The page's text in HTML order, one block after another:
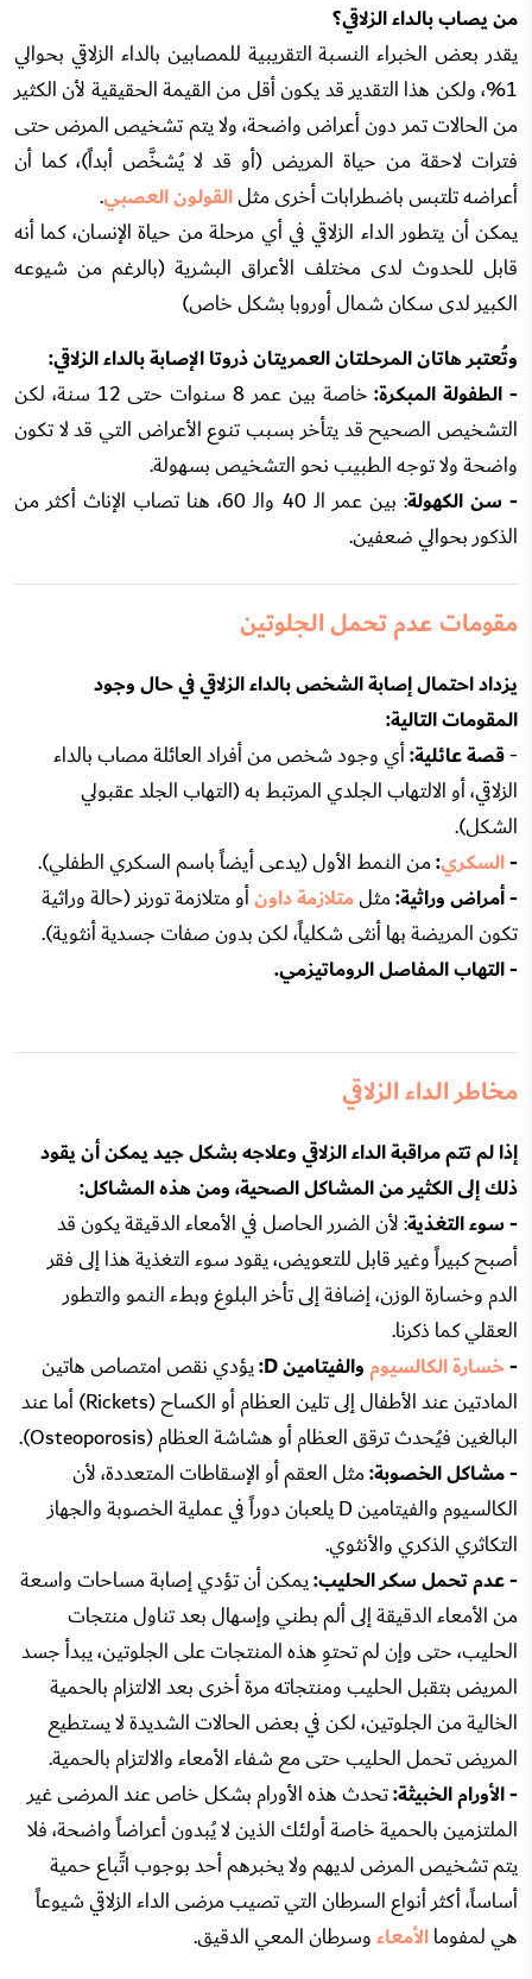
من يصاب بالداء الزلاقي؟
يقدر بعض الخبراء النسبة التقريبية للمصابين بالداء الزلاقي بحوالي
1%، ولكن هذا التقدير قد يكون أقل من القيمة الحقيقية لأن الكثير
من الحالات تمر دون أعراض واضحة، ولا يتم تشخيص المرض حتى
فترات لاحقة من حياة المريض (أو قد لا يُشخَّص أبداً)، كما أن
أعراضه تلتبس باضطرابات أخرى مثلالقولون العصبي.
يمكن أن يتطور الداء الزلاقي في أي مرحلة من حياة الإنسان، كما أنه
قابل للحدوث لدى مختلف الأعراق البشرية (بالرغم من شيوعه
الكبير لدى سكان شمال أوروبا بشكل خاص)
وتُعتبر هاتان المرحلتان العمريتان ذروتا الإصابة بالداء الزلاقي:
- الطفولة المبكرة:
خاصة بين عمر 8 سنوات حتى 12 سنة، لكن
التشخيص الصحيح قد يتأخر بسبب تنوع الأعراض التي قد لا تكون
واضحة ولا توجه الطبيب نحو التشخيص بسهولة.
- سن الكهولة
: بين عمر الـ 40 والـ 60، هنا تصاب الإناث أكثر من
الذكور بحوالي ضعفين.
مقومات عدم تحمل الجلوتين
يزداد احتمال إصابة الشخص بالداء الزلاقي في حال وجود
المقومات التالية:
-قصة عائلية:أي وجود شخص من أفراد العائلة مصاب بالداء
الزلاقي، أو الالتهاب الجلدي المرتبط به (التهاب الجلد عقبولي
الشكل).
-السكري:من النمط الأول (يدعى أيضاً باسم السكري الطفلي).
- أمراض وراثية:مثلمتلازمة داونأو متلازمة تورنر (حالة وراثية
تكون المريضة بها أنثى شكلياً، لكن بدون صفات جسدية أنثوية).
- التهاب المفاصل الروماتيزمي.
مخاطر الداء الزلاقي
إذا لم تتم مراقبة الداء الزلاقي وعلاجه بشكل جيد يمكن أن يقود
ذلك إلى الكثير من المشاكل الصحية، ومن هذه المشاكل:
- سوء التغذية: لأن الضرر الحاصل في الأمعاء الدقيقة يكون قد
أصبح كبيراً وغير قابل للتعويض، يقود سوء التغذية هذا إلى فقر
الدم وخسارة الوزن، إضافة إلى تأخر البلوغ وبطء النمو والتطور
العقلي كما ذكرنا.
-خسارة الكالسيوموالفيتامين D:
يؤدي نقص امتصاص هاتين
المادتين عند الأطفال إلى تلين العظام أو الكساح (Rickets) أما عند
البالغين فيُحدث ترقق العظام أو هشاشة العظام (Osteoporosis).
- مشاكل الخصوبة:مثل العقم أو الإسقاطات المتعددة، لأن
الكالسيوم والفيتامين D يلعبان دوراً في عملية الخصوبة والجهاز
التكاثري الذكري والأنثوي.
- عدم تحمل سكر الحليب:يمكن أن تؤدي إصابة مساحات واسعة
من الأمعاء الدقيقة إلى ألم بطني وإسهال بعد تناول منتجات
الحليب، حتى وإن لم تحتوِ هذه المنتجات على الجلوتين، يبدأ جسد
المريض بتقبل الحليب ومنتجاته مرة أخرى بعد الالتزام بالحمية
الخالية من الجلوتين، لكن في بعض الحالات الشديدة لا يستطيع
المريض تحمل الحليب حتى مع شفاء الأمعاء والالتزام بالحمية.
- الأورام الخبيثة:تحدث هذه الأورام بشكل خاص عند المرضى غير
الملتزمين بالحمية خاصة أولئك الذين لا يُبدون أعراضاً واضحة، فلا
يتم تشخيص المرض لديهم ولا يخبرهم أحد بوجوب اتِّباع حمية
أساساً، أكثر أنواع السرطان التي تصيب مرضى الداء الزلاقي شيوعاً
هي لمفوماالأمعاءوسرطان المعي الدقيق.